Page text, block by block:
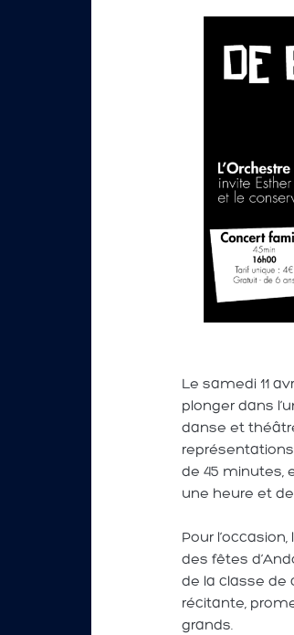
Le samedi 11
plonger dans
danse et
de 45 minutes,
une heure et
Pour
des fêtes
de la classe de
récitante,
grands.